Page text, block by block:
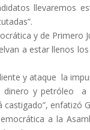
llevaremos
y de
a estar llenos
y ataque la
y petróleo a
enfatizó
a la